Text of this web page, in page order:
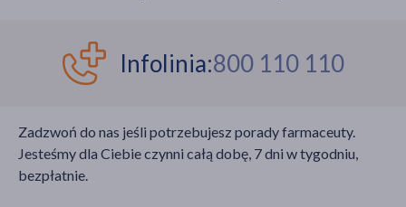
Infolinia:800 110 110
Zadzwoń do nas jeśli potrzebujesz porady farmaceuty.
Jesteśmy dla Ciebie czynni całą dobę, 7 dni w tygodniu,
bezpłatnie.